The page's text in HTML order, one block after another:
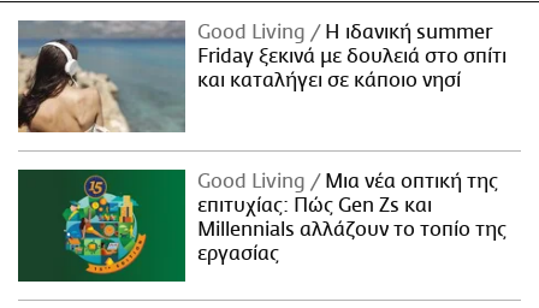
Good Living
Η ιδανική summer
Friday ξεκινά με δουλειά στο σπίτι
και καταλήγει σε κάποιο νησί
Good Living
Μια νέα οπτική της
επιτυχίας: Πώς Gen Zs και
Millennials αλλάζουν το τοπίο της
εργασίας